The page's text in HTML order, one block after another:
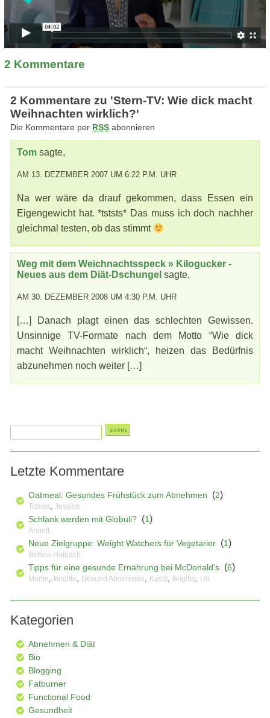
2 Kommentare
2 Kommentare zu 'Stern-TV: Wie dick macht
Weihnachten wirklich?'
Die Kommentare per RSS abonnieren
Tom sagte,
AM 13. DEZEMBER 2007 UM 6:22 P.M. UHR
Na wer wäre da drauf gekommen, dass Essen ein
Eigengewicht hat. *tststs* Das muss ich doch nachher
gleichmal testen, ob das stimmt
Weg mit dem Weichnachtsspeck » Kilogucker -
Neues aus dem Diät-Dschungel sagte,
AM 30. DEZEMBER 2008 UM 4:30 P.M. UHR
[…] Danach plagt einen das schlechten Gewissen.
Unsinnige TV-Formate nach dem Motto “Wie dick
macht Weihnachten wirklich“, heizen das Bedürfnis
abzunehmen noch weiter […]
Letzte Kommentare
Oatmeal: Gesundes Frühstück zum Abnehmen (2)
Tobias, Jessica
Schlank werden mit Globuli? (1)
Annett
Neue Zielgruppe: Weight Watchers für Vegetarier (1)
Bettina Halbach
Tipps für eine gesunde Ernährung bei McDonald's (6)
Martin, Brigitte, Gesund Abnehmen, Kassl , Brigitte, Uli
Kategorien
Abnehmen & Diät
Bio
Blogging
Fatburner
Functional Food
Gesundheit